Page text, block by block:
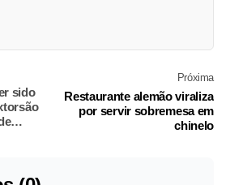
sido
Próxima
Restaurante alemão viraliza
por servir sobremesa em
chinelo